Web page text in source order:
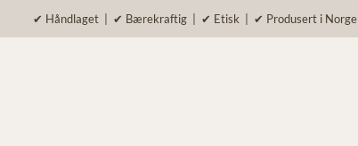
Hopp til innhold
✔ Håndlaget | ✔ Bærekraftig | ✔ Etisk | ✔ Produsert i Norge